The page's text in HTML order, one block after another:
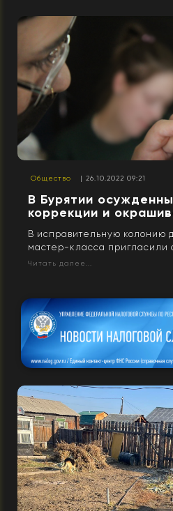
Общество | 26.10.2022 09:21
В Бурятии
коррекции и
В исправительную колонию
мастер-класса пригласили
Читать далее...